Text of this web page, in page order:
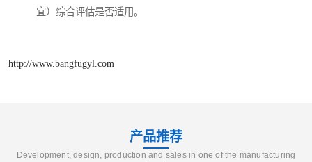
宜）综合评估是否适用。
http://www.bangfugyl.com
产品推荐
Development, design, production and sales in one of the manufacturing